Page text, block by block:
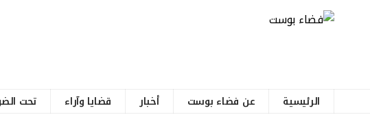
الرئيسية عن فضاء بوست أخبار قضايا وآراء تحت